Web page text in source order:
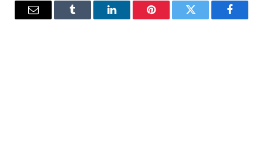
فيسبوك تويتر بينتيريستلينكدإن Tumblr
البريد